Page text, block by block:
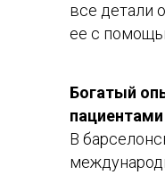
все детали
ее с
Богатый
пациентами
В
в Испанию и не